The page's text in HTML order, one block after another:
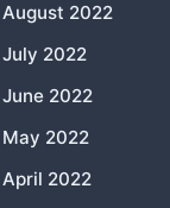
August 2022
July 2022
June 2022
May 2022
April 2022